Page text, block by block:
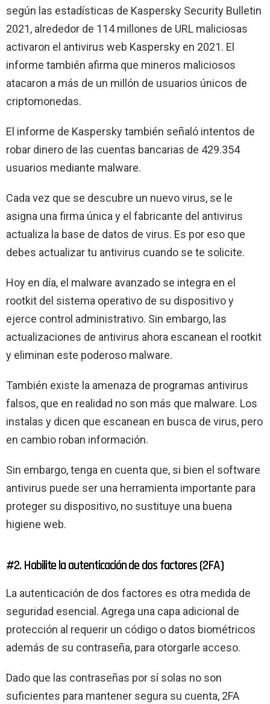
según las estadísticas de Kaspersky Security Bulletin
2021, alrededor de 114 millones de URL maliciosas
activaron el antivirus web Kaspersky en 2021. El
informe también afirma que mineros maliciosos
atacaron a más de un millón de usuarios únicos de
criptomonedas.
El informe de Kaspersky también señaló intentos de
robar dinero de las cuentas bancarias de 429.354
usuarios mediante malware.
Cada vez que se descubre un nuevo virus, se le
asigna una firma única y el fabricante del antivirus
actualiza la base de datos de virus. Es por eso que
debes actualizar tu antivirus cuando se te solicite.
Hoy en día, el malware avanzado se integra en el
rootkit del sistema operativo de su dispositivo y
ejerce control administrativo. Sin embargo, las
actualizaciones de antivirus ahora escanean el rootkit
y eliminan este poderoso malware.
También existe la amenaza de programas antivirus
falsos, que en realidad no son más que malware. Los
instalas y dicen que escanean en busca de virus, pero
en cambio roban información.
Sin embargo, tenga en cuenta que, si bien el software
antivirus puede ser una herramienta importante para
proteger su dispositivo, no sustituye una buena
higiene web.
#2. Habilite la autenticación de dos factores (2FA)
La autenticación de dos factores es otra medida de
seguridad esencial. Agrega una capa adicional de
protección al requerir un código o datos biométricos
además de su contraseña, para otorgarle acceso.
Dado que las contraseñas por sí solas no son
suficientes para mantener segura su cuenta, 2FA